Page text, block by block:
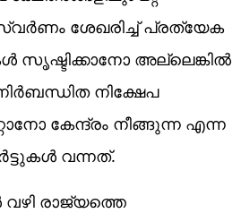
ശേഖരിച്ച് പ്രത്യേക
അല്ലെങ്കില്‍
നിക്ഷേപ
കേന്ദ്രം നീങ്ങുന്ന എന്ന
വന്നത്.
രാജ്യത്തെ